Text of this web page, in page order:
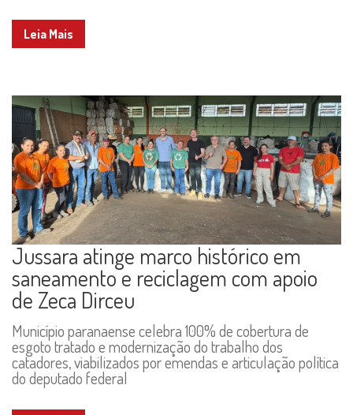
Leia Mais
Jussara atinge marco histórico em
saneamento e reciclagem com apoio
de Zeca Dirceu
Município paranaense celebra 100% de cobertura de
esgoto tratado e modernização do trabalho dos
catadores, viabilizados por emendas e articulação política
do deputado federal